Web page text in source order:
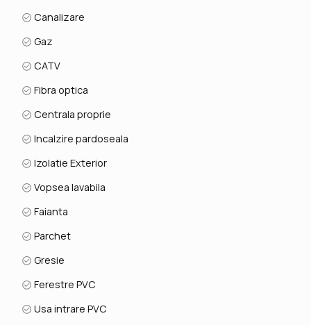
Canalizare
Gaz
CATV
Fibra optica
Centrala proprie
Incalzire pardoseala
Izolatie Exterior
Vopsea lavabila
Faianta
Parchet
Gresie
Ferestre PVC
Usa intrare PVC